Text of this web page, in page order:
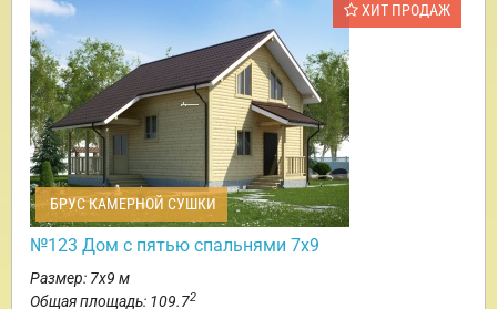
ХИТ ПРОДАЖ
БРУС КАМЕРНОЙ СУШКИ
№123 Дом с пятью спальнями 7х9
Размер: 7х9 м
Общая площадь: 109.72